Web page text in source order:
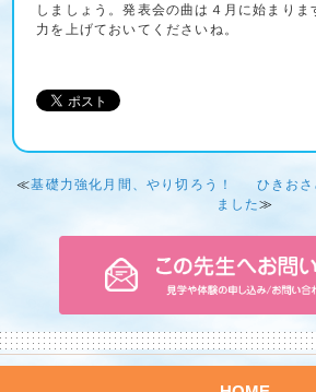
しましょう。発表会の曲は４月に始まりま
力を上げておいてくださいね。
≪基礎力強化月間、やり切ろう！
ひきお
ました≫